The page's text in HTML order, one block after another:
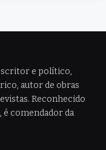
e político,
autor de obras
Reconhecido
comendador da